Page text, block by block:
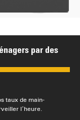
par des
taux de main-
l’heure.